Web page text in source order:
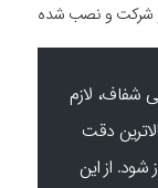
شرکت و نصب شده
شفاف، لازم
دقت
از این